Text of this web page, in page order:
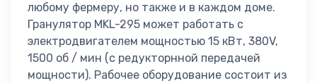
любому фермеру, но также и в каждом доме.
Гранулятор MKL-295 может работать с
электродвигателем мощностью 15 кВт, 380V,
1500 об / мин (с редукторнной передачей
мощности). Рабочее оборудование состоит из